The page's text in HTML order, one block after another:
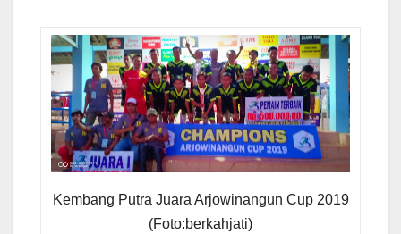
Kembang Putra Juara Arjowinangun Cup 2019
(Foto:berkahjati)